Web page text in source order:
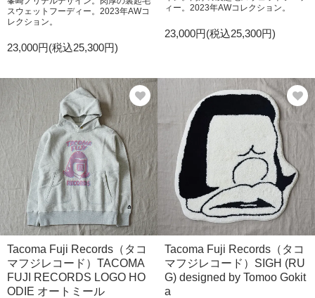
スウェットフーディー。2023年AWコ
レクション。
23,000円(税込25,300円)
ィー。2023年AWコレクション。
23,000円(税込25,300円)
Tacoma Fuji Records（タコ
マフジレコード）TACOMA
FUJI RECORDS LOGO HO
ODIE オートミール
Tacoma Fuji Records（タコ
マフジレコード）SIGH (RU
G) designed by Tomoo Gokit
a